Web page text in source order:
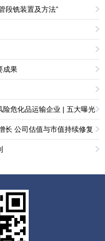
段铣装置及方法”
成果
危化品运输企业 | 五大曝光
长 公司估值与市值持续修复